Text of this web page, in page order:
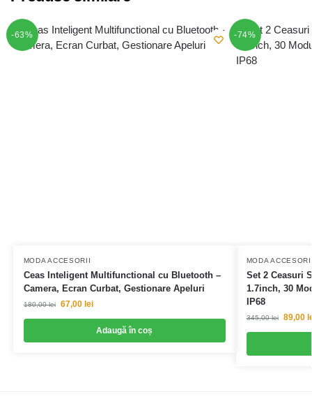
-63%
MODA ACCESORII
Ceas Inteligent Multifunctional cu Bluetooth –
Camera, Ecran Curbat, Gestionare Apeluri
180,00lei 67,00 lei
Adaugă în coș
-74%
MODA
Set 2 Ceasuri
1.7inch, 30
IP68
345,00lei 89,00